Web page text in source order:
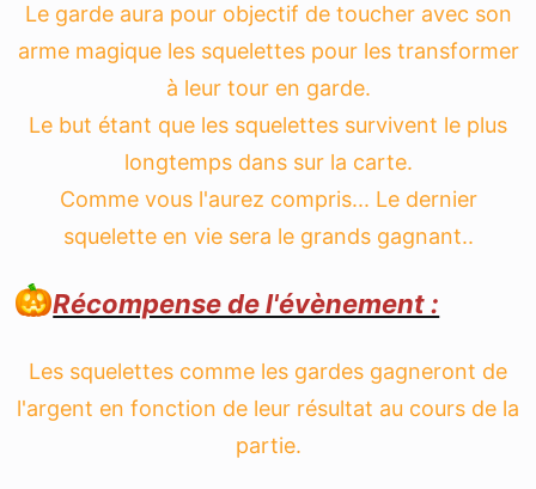
Le garde aura pour objectif de toucher avec son
arme magique les squelettes pour les transformer
à leur tour en garde.
Le but étant que les squelettes survivent le plus
longtemps dans sur la carte.
Comme vous l'aurez compris... Le dernier
squelette en vie sera le grands gagnant..
Récompense de l'évènement :
Les squelettes comme les gardes gagneront de
l'argent en fonction de leur résultat au cours de la
partie.